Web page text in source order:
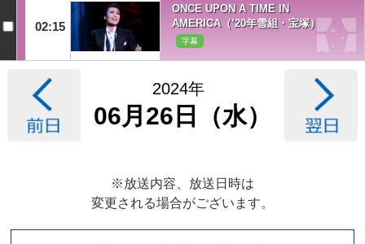
02:15
ONCE UPON A TIME IN
AMERICA（’20年雪組・宝塚）
字幕
2024年
06月26日（水）
※放送内容、放送日時は
変更される場合がございます。